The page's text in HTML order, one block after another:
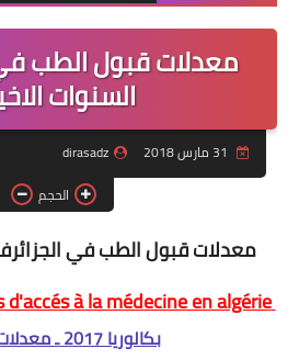
بنك
مسابقة
معدلات قبول الطب
السنوات
dirasadz
الحجم
معدلات قبول الطب في
Dernières moyennes d'accés à la médecine en algérie
بكالوريا 2017 ـ معدلات عامة ـ